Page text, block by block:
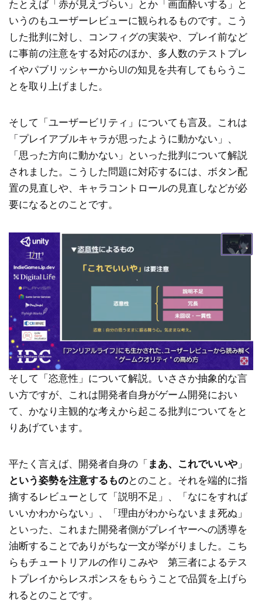
たとえば「赤が見えづらい」とか「画面酔いする」と
いうのもユーザーレビューに観られるものです。こう
した批判に対し、コンフィグの実装や、プレイ前など
に事前の注意をする対応のほか、多人数のテストプレ
イやパブリッシャーからUIの知見を共有してもらうこ
とを取り上げました。
そして「ユーザービリティ」についても言及。これは
「プレイアブルキャラが思ったように動かない」、
「思った方向に動かない」といった批判について解説
されました。こうした問題に対応するには、ボタン配
置の見直しや、キャラコントロールの見直しなどが必
要になるとのことです。
そして「恣意性」について解説。いささか抽象的な言
い方ですが、これは開発者自身がゲーム開発におい
て、かなり主観的な考えから起こる批判についてをと
りあげています。
平たく言えば、開発者自身の「 まあ、これでいいや 」
という姿勢を注意するものとのこと。それを端的に指
摘するレビューとして「説明不足」、「なにをすれば
いいかわからない」、「理由がわからないまま死ぬ」
といった、これまた開発者側がプレイヤーへの誘導を
油断することでありがちな一文が挙がりました。こち
らもチュートリアルの作りこみや 第三者によるテス
トプレイからレスポンスをもらうことで品質を上げら
れるとのことです。